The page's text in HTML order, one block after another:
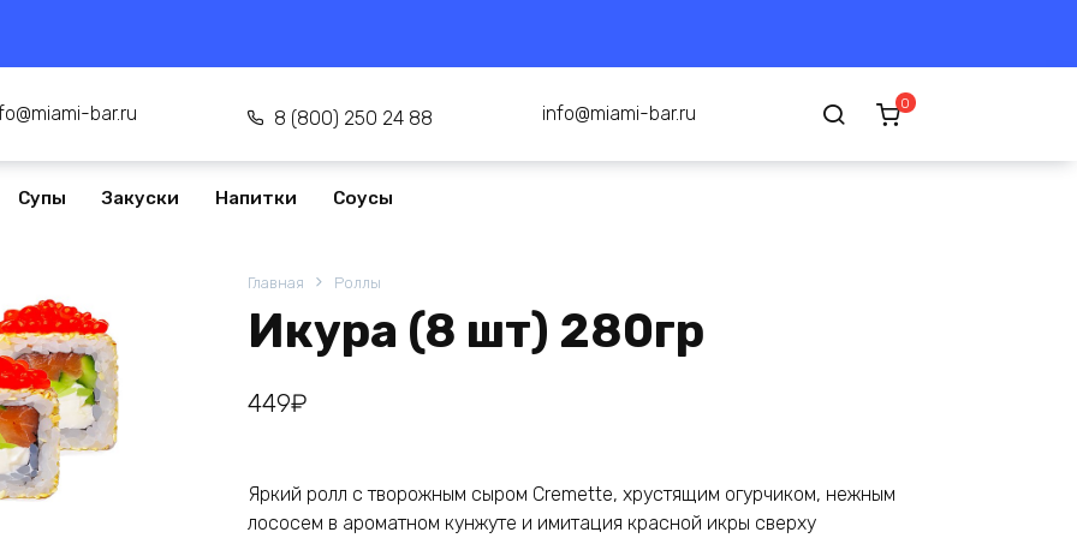
bar.ru 8 (800) 250 24 88 info@miami-bar.ru 0
Супы Закуски Напитки Соусы
Главная Роллы
Икура (8 шт) 280гр
449₽
Яркий ролл с творожным сыром Cremette, хрустящим огурчиком, нежным
лососем в ароматном кунжуте и имитация красной икры сверху